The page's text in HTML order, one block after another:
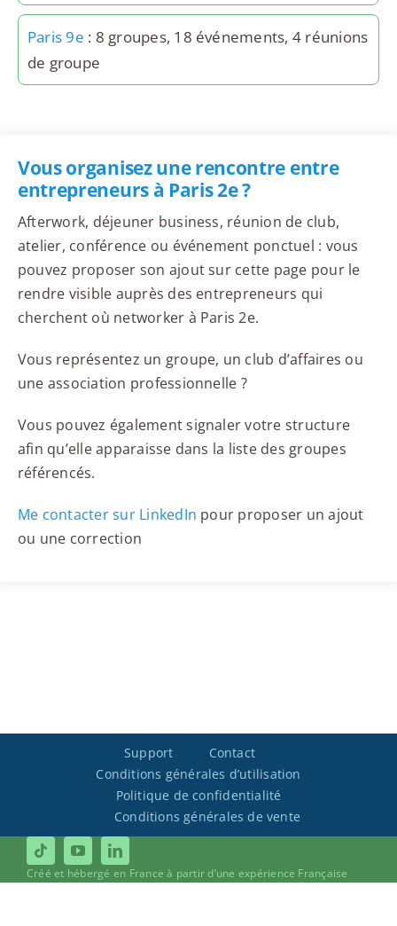
Paris 9e : 8 groupes, 18 événements, 4 réunions
de groupe
Vous organisez une rencontre entre
entrepreneurs à Paris 2e ?
Afterwork, déjeuner business, réunion de club,
atelier, conférence ou événement ponctuel : vous
pouvez proposer son ajout sur cette page pour le
rendre visible auprès des entrepreneurs qui
cherchent où networker à Paris 2e.
Vous représentez un groupe, un club d’affaires ou
une association professionnelle ?
Vous pouvez également signaler votre structure
afin qu’elle apparaisse dans la liste des groupes
référencés.
Me contacter sur LinkedIn pour proposer un ajout
ou une correction
Support
Contact
Conditions générales d’utilisation
Politique de confidentialité
Conditions générales de vente
Créé et hébergé en France à partir d’une expérience Française